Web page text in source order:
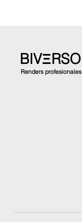
BIVΞRSO
Renders profesionales